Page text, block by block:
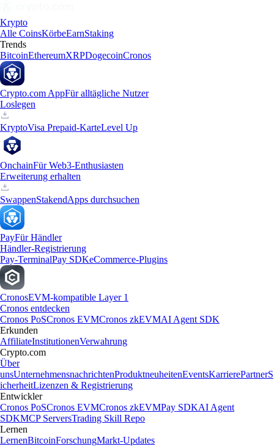
Krypto
Alle CoinsKörbeEarnStaking
Trends
BitcoinEthereumXRPDogecoinCronos
Crypto.com AppFür alltägliche Nutzer
Loslegen
KryptoVisa Prepaid-KarteLevel Up
OnchainFür Web3-Enthusiasten
Erweiterung erhalten
SwappenStakendApps durchsuchen
PayFür Händler
Händler-Registrierung
Pay-TerminalPay SDKeCommerce-Plugins
CronosEVM-kompatible Layer 1
Cronos entdecken
Cronos PoSCronos EVMCronos zkEVMAI Agent SDK
Erkunden
AffiliateInstitutionenVerwahrung
Crypto.com
Über
unsUnternehmensnachrichtenProduktneuheitenEventsKarrierePartnerS
icherheitLizenzen & Registrierung
Entwickler
Cronos PoSCronos EVMCronos zkEVMPay SDKAI Agent
SDKMCP ServersTrading Skill Repo
Lernen
LernenBitcoinForschungMarkt-Updates